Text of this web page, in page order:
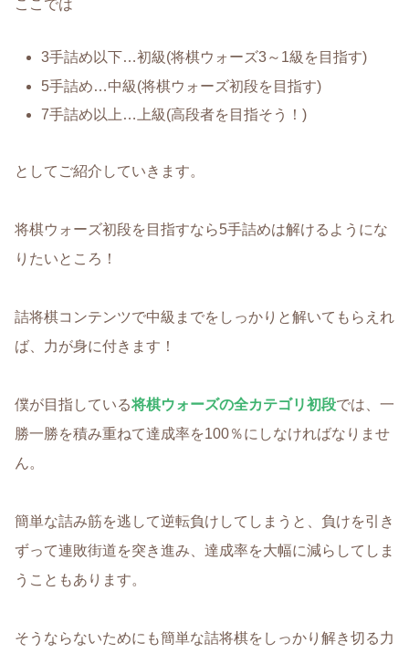
ここでは
3手詰め以下…初級(将棋ウォーズ3～1級を目指す)
5手詰め…中級(将棋ウォーズ初段を目指す)
7手詰め以上…上級(高段者を目指そう！)
としてご紹介していきます。
将棋ウォーズ初段を目指すなら5手詰めは解けるようにな
りたいところ！
詰将棋コンテンツで中級までをしっかりと解いてもらえれ
ば、力が身に付きます！
僕が目指している将棋ウォーズの全カテゴリ初段では、一
勝一勝を積み重ねて達成率を100％にしなければなりませ
ん。
簡単な詰み筋を逃して逆転負けしてしまうと、負けを引き
ずって連敗街道を突き進み、達成率を大幅に減らしてしま
うこともあります。
そうならないためにも簡単な詰将棋をしっかり解き切る力